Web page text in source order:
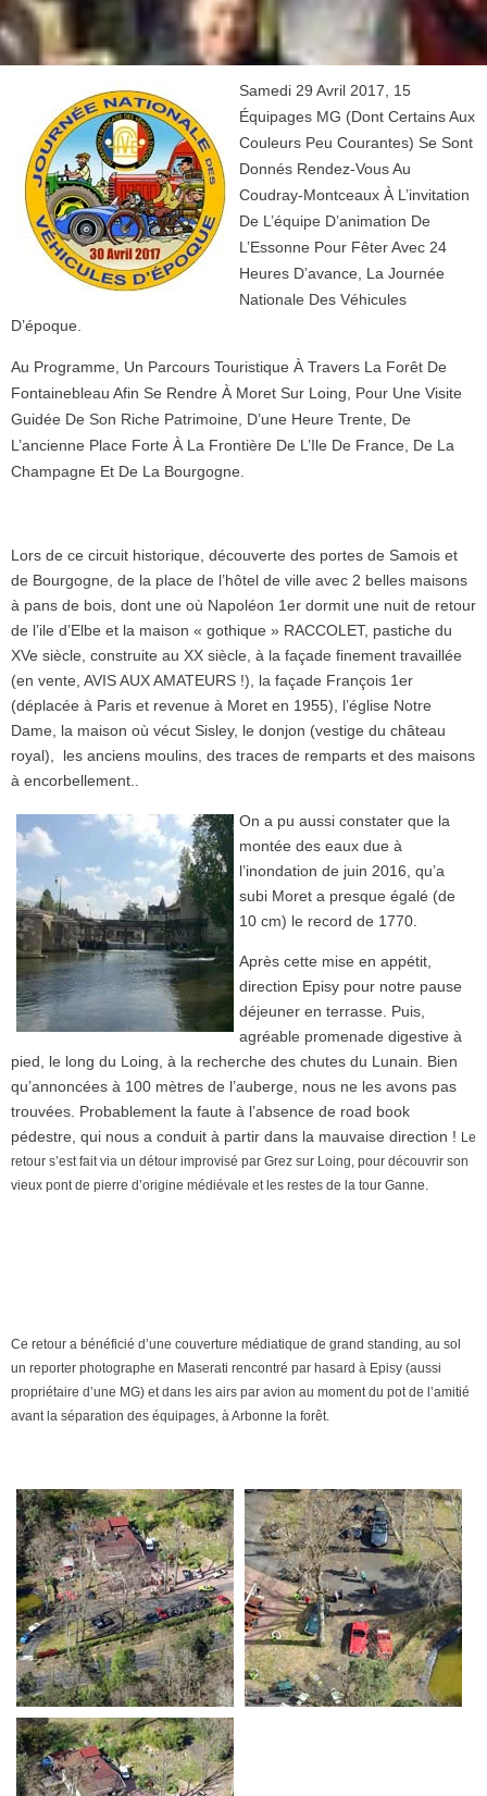
Samedi 29 Avril 2017, 15
Équipages MG (dont Certains Aux
Couleurs Peu Courantes) Se Sont
Donnés Rendez-Vous Au
Coudray-Montceaux À L’invitation
De L’équipe D’animation De
L’Essonne Pour Fêter Avec 24
Heures D’avance, La Journée
Nationale Des Véhicules
D’époque.
Au Programme, Un Parcours Touristique À Travers La Forêt De
Fontainebleau Afin Se Rendre À Moret Sur Loing, Pour Une Visite
Guidée De Son Riche Patrimoine, D’une Heure Trente, De
L’ancienne Place Forte À La Frontière De L’Ile De France, De La
Champagne Et De La Bourgogne.
Lors de ce circuit historique, découverte des portes de Samois et
de Bourgogne, de la place de l’hôtel de ville avec 2 belles maisons
à pans de bois, dont une où Napoléon 1er dormit une nuit de retour
de l’ile d’Elbe et la maison « gothique » RACCOLET, pastiche du
XVe siècle, construite au XX siècle, à la façade finement travaillée
(en vente, AVIS AUX AMATEURS !), la façade François 1er
(déplacée à Paris et revenue à Moret en 1955), l’église Notre
Dame, la maison où vécut Sisley, le donjon (vestige du château
royal), les anciens moulins, des traces de remparts et des maisons
à encorbellement..
On a pu aussi constater que la
montée des eaux due à
l’inondation de juin 2016, qu’a
subi Moret a presque égalé (de
10 cm) le record de 1770.
Après cette mise en appétit,
direction Episy pour notre pause
déjeuner en terrasse. Puis,
agréable promenade digestive à
pied, le long du Loing, à la recherche des chutes du Lunain. Bien
qu’annoncées à 100 mètres de l’auberge, nous ne les avons pas
trouvées. Probablement la faute à l’absence de road book
pédestre, qui nous a conduit à partir dans la mauvaise direction ! Le
retour s’est fait via un détour improvisé par Grez sur Loing, pour découvrir son
vieux pont de pierre d’origine médiévale et les restes de la tour Ganne.
Ce retour a bénéficié d’une couverture médiatique de grand standing, au sol
un reporter photographe en Maserati rencontré par hasard à Episy (aussi
propriétaire d’une MG) et dans les airs par avion au moment du pot de l’amitié
avant la séparation des équipages, à Arbonne la forêt.